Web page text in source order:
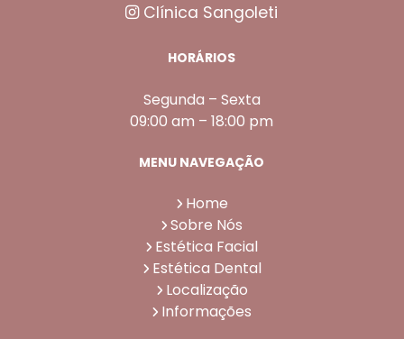
Clínica Sangoleti
HORÁRIOS
Segunda – Sexta
09:00 am – 18:00 pm
MENU NAVEGAÇÃO
Home
Sobre Nós
Estética Facial
Estética Dental
Localização
Informações